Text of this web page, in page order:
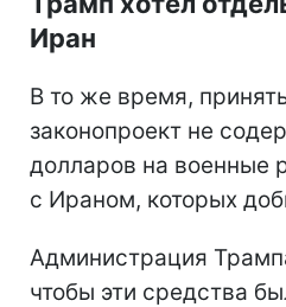
Иран
В то же время,
законопроект не
долларов на военные
с Ираном, которых
Администрация
чтобы эти средства